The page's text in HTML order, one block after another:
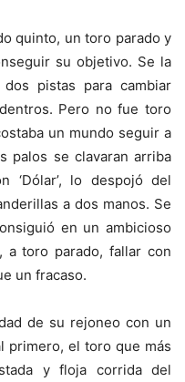
quinto, un toro parado y
su objetivo. Se la
dos pistas para cambiar
Pero no fue toro
un mundo seguir a
palos se clavaran arriba
‘Dólar’, lo despojó del
a dos manos. Se
en un ambicioso
a toro parado, fallar con
un fracaso.
de su rejoneo con un
primero, el toro que más
y floja corrida del